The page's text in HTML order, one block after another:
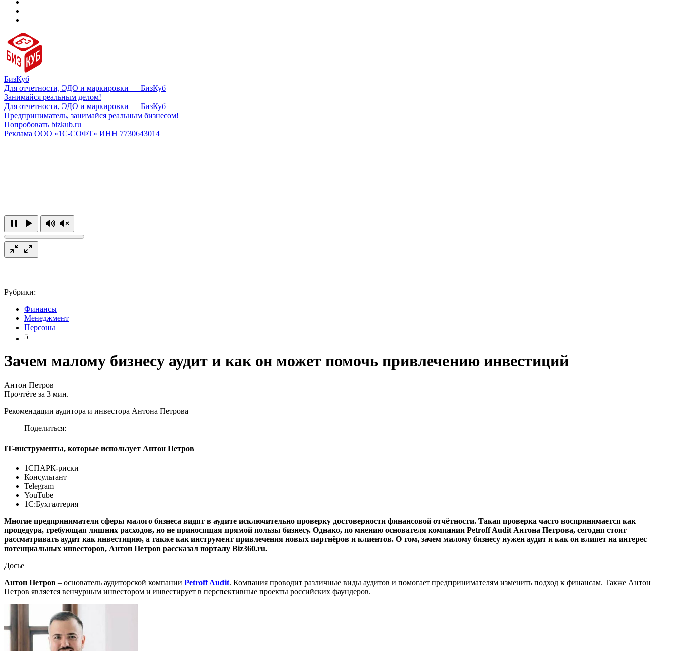
БизКуб
Для отчетности, ЭДО и маркировки — БизКуб
Занимайся реальным делом!
Для отчетности, ЭДО и маркировки — БизКуб
Предприниматель, занимайся реальным бизнесом!
Попробовать bizkub.ru
Реклама ООО «1С-СОФТ» ИНН 7730643014
Рубрики:
Финансы
Менеджмент
Персоны
5
Зачем малому бизнесу аудит и как он может помочь привлечению инвестиций
Антон Петров
Прочтёте за 3 мин.
Рекомендации аудитора и инвестора Антона Петрова
Поделиться:
IT-инструменты, которые использует Антон Петров
1СПАРК-риски
Консультант+
Telegram
YouTube
1С:Бухгалтерия
Многие предприниматели сферы малого бизнеса видят в аудите исключительно проверку достоверности финансовой отчётности. Такая проверка часто воспринимается как
процедура, требующая лишних расходов, но не приносящая прямой пользы бизнесу. Однако, по мнению основателя компании Petroff Audit Антона Петрова, сегодня стоит
рассматривать аудит как инвестицию, а также как инструмент привлечения новых партнёров и клиентов. О том, зачем малому бизнесу нужен аудит и как он влияет на интерес
потенциальных инвесторов, Антон Петров рассказал порталу Biz360.ru.
Досье
Антон Петров – основатель аудиторской компании Petroff Audit. Компания проводит различные виды аудитов и помогает предпринимателям изменить подход к финансам. Также Антон
Петров является венчурным инвестором и инвестирует в перспективные проекты российских фаундеров.